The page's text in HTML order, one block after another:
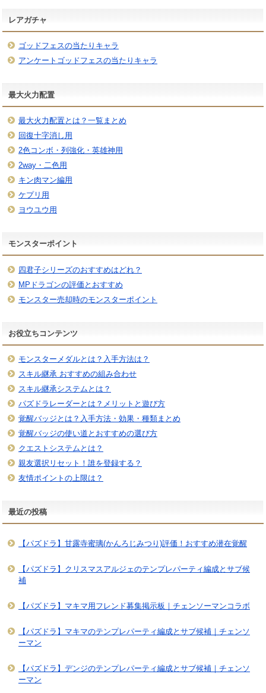
レアガチャ
ゴッドフェスの当たりキャラ
アンケートゴッドフェスの当たりキャラ
最大火力配置
最大火力配置とは？一覧まとめ
回復十字消し用
2色コンボ・列強化・英雄神用
2way・二色用
キン肉マン編用
ケプリ用
ヨウユウ用
モンスターポイント
四君子シリーズのおすすめはどれ？
MPドラゴンの評価とおすすめ
モンスター売却時のモンスターポイント
お役立ちコンテンツ
モンスターメダルとは？入手方法は？
スキル継承 おすすめの組み合わせ
スキル継承システムとは？
パズドラレーダーとは？メリットと遊び方
覚醒バッジとは？入手方法・効果・種類まとめ
覚醒バッジの使い道とおすすめの選び方
クエストシステムとは？
親友選択リセット！誰を登録する？
友情ポイントの上限は？
最近の投稿
【パズドラ】甘露寺蜜璃(かんろじみつり)評価！おすすめ潜在覚醒
【パズドラ】クリスマスアルジェのテンプレパーティ編成とサブ候
補
【パズドラ】マキマ用フレンド募集掲示板｜チェンソーマンコラボ
【パズドラ】マキマのテンプレパーティ編成とサブ候補｜チェンソ
ーマン
【パズドラ】デンジのテンプレパーティ編成とサブ候補｜チェンソ
ーマン